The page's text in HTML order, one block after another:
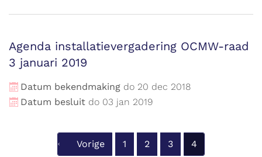
Agenda installatievergadering OCMW-raad
3 januari 2019
Datum bekendmaking do 20 dec 2018
Datum besluit do 03 jan 2019
Vorige 1 2 3 4